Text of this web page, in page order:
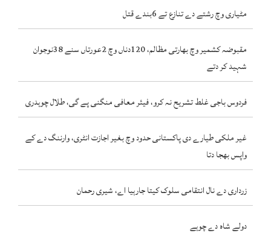
مٹیاری وچ رشتے دے تنازع تے 6بندے قتل
مقبوضہ کشمیر وچ بھارتی مظالم، 120دناں وچ 2عورتاں سنے 38نوجوان
شہید کر دتے
فردوس باجی غلط تشریح نہ کرو، فیئر معافی منگنی پے گی، طلال چوہدری
غیر ملکی طیارے دی پاکستانی حدود وچ بغیر اجازت انٹری، وارننگ دے کے
واپس بھجا دتا
زرداری دے نال انتقامی سلوک کیتا جارہیا اے، شیری رحمان
دولے شاہ دے چوہے